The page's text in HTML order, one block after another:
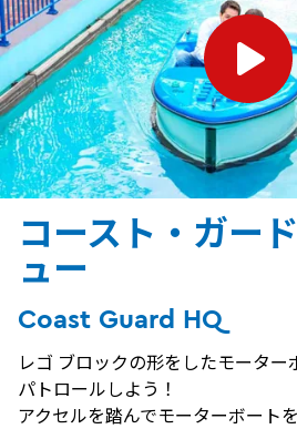
コースト・ガー
ュー
Coast Guard HQ
レゴ ブロックの形をしたモーター
パトロールしよう！
アクセルを踏んでモーターボート